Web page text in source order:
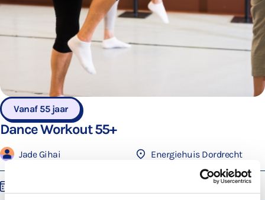
Vanaf 55 jaar
Dance Workout 55+
Jade Gihai Energiehuis Dordrecht